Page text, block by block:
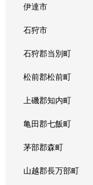
北４６条東
東苗穂５条
伏古４条
本町２条
伊達市
石狩市
石狩郡当別町
松前郡松前町
上磯郡知内町
亀田郡七飯町
茅部郡森町
山越郡長万部町